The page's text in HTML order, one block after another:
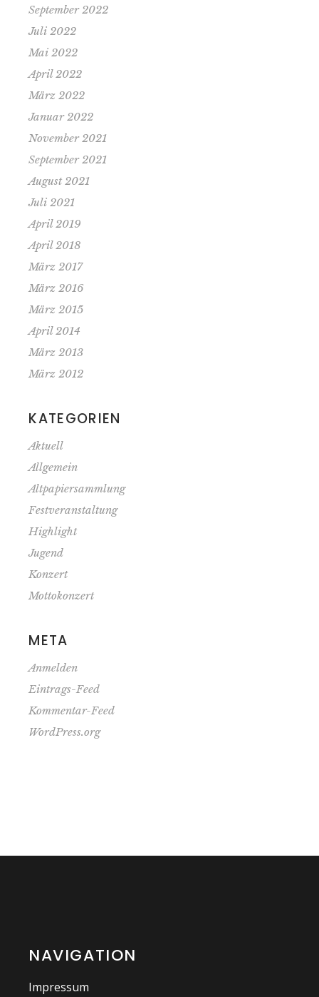
September 2022
Juli 2022
Mai 2022
April 2022
März 2022
Januar 2022
November 2021
September 2021
August 2021
Juli 2021
April 2019
April 2018
März 2017
März 2016
März 2015
April 2014
März 2013
März 2012
KATEGORIEN
Aktuell
Allgemein
Altpapiersammlung
Festveranstaltung
Highlight
Jugend
Konzert
Mottokonzert
META
Anmelden
Eintrags-Feed
Kommentar-Feed
WordPress.org
NAVIGATION
Impressum